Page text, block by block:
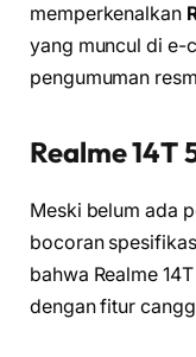
memperkenalkan
yang muncul di e-
pengumuman
Realme 14T
Meski belum ada
bocoran
bahwa Realme
dengan fitur